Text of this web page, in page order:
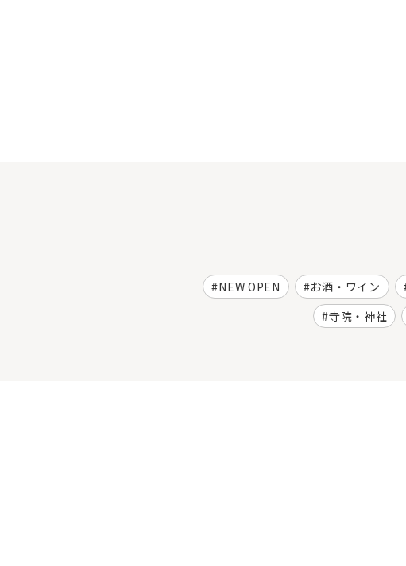
NEW OPEN お酒・ワイン
寺院・神社